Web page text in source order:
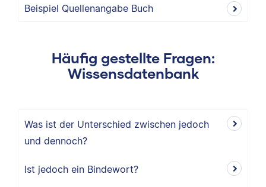
Beispiel Quellenangabe Buch
Häufig gestellte Fragen:
Wissensdatenbank
Was ist der Unterschied zwischen jedoch
und dennoch?
Ist jedoch ein Bindewort?